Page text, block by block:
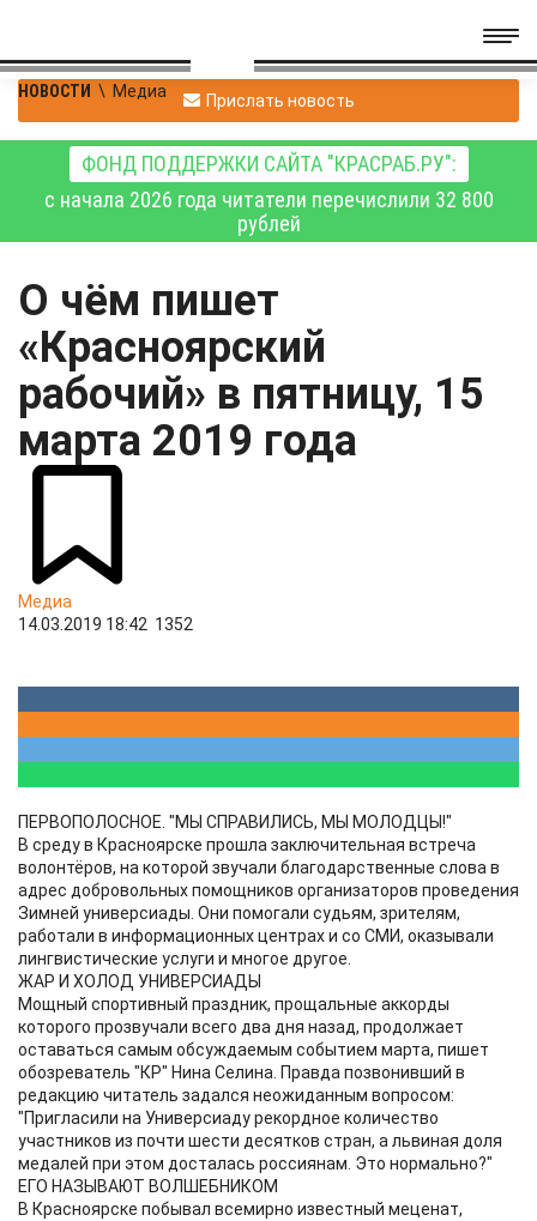
НОВОСТИ \ Медиа Прислать новость
ФОНД ПОДДЕРЖКИ САЙТА "КРАСРАБ.РУ":
с начала 2026 года читатели перечислили 32 800
рублей
О чём пишет
«Красноярский
рабочий» в пятницу, 15
марта 2019 года
Медиа
14.03.2019 18:42 1352
ПЕРВОПОЛОСНОЕ. "МЫ СПРАВИЛИСЬ, МЫ МОЛОДЦЫ!"
В среду в Красноярске прошла заключительная встреча
волонтёров, на которой звучали благодарственные слова в
адрес добровольных помощников организаторов проведения
Зимней универсиады. Они помогали судьям, зрителям,
работали в информационных центрах и со СМИ, оказывали
лингвистические услуги и многое другое.
ЖАР И ХОЛОД УНИВЕРСИАДЫ
Мощный спортивный праздник, прощальные аккорды
которого прозвучали всего два дня назад, продолжает
оставаться самым обсуждаемым событием марта, пишет
обозреватель "КР" Нина Селина. Правда позвонивший в
редакцию читатель задался неожиданным вопросом:
"Пригласили на Универсиаду рекордное количество
участников из почти шести десятков стран, а львиная доля
медалей при этом досталась россиянам. Это нормально?"
ЕГО НАЗЫВАЮТ ВОЛШЕБНИКОМ
В Красноярске побывал всемирно известный меценат,